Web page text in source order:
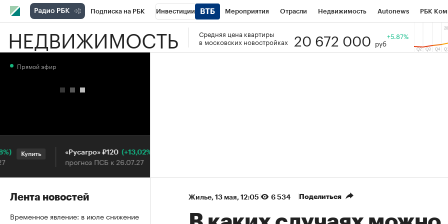
Подписка на РБК Инвестиции Мероприятия Отрасли Недвижимость Autonews РБК
РБК Вино Спорт Школа управления РБК РБК Образование Тренды
НЕДВИЖИМОСТЬ
Средняя цена квартиры
в московских новостройках
20 672 000 руб
+5.87%
Жилье⁠, 13 мая, 12:05 6 534 Поделиться
Прямой эфир
Купить «Русагро» ₽120 (+13,02%)
прогноз ПСБ к 26.07.27
Лента новостей
Временное явление: в июле снижение